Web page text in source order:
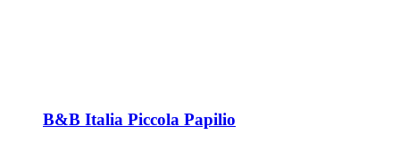
B&B Italia Piccola Papilio